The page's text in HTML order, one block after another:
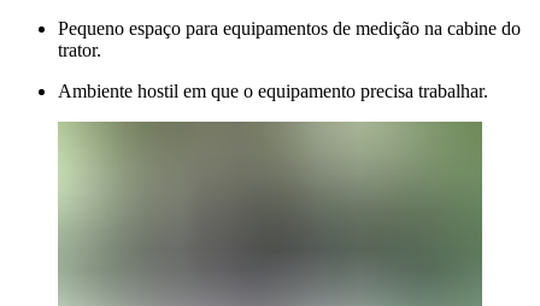
Pequeno espaço para equipamentos de medição na cabine do
trator.
Ambiente hostil em que o equipamento precisa trabalhar.